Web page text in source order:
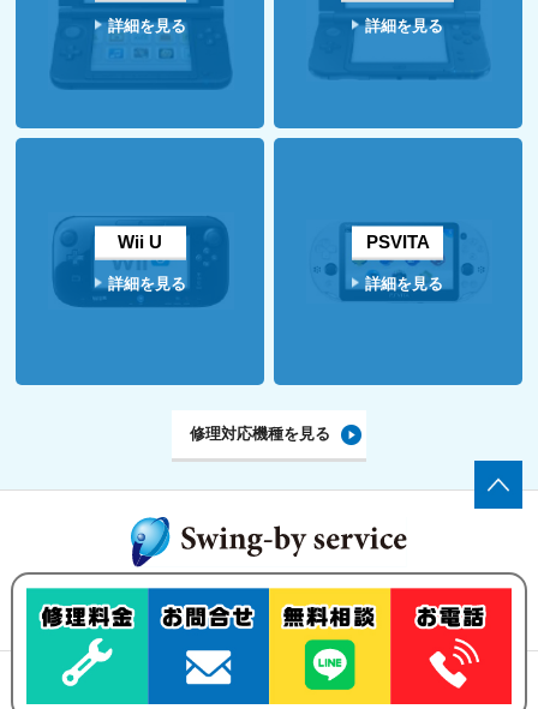
詳細を見る 詳細を見る
Wii U
詳細を見る
PSVITA
詳細を見る
修理対応機種を見る
ゲーム機の修理・買い取りなら、
Swing-by serviceにお任せ下さい！
買い取りについて お問い合わせ 古物営業法の規定に基づく表示